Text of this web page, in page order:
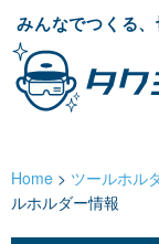
みんなでつくる
Home > ツールホル
ルホルダー情報